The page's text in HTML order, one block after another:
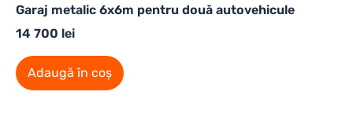
Garaj metalic 6x6m pentru două autovehicule
14 700 lei
Adaugă în coș